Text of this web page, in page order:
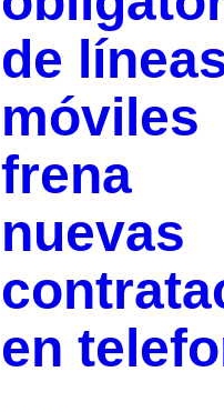
de
móviles
frena
nuevas
en